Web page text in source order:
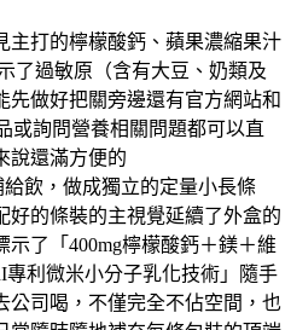
主打的檸檬酸鈣、蘋果濃縮果汁
了過敏原（含有大豆、奶類及
先做好把關旁邊還有官方網站和
或詢問營養相關問題都可以直
說還滿方便的
給飲，做成獨立的定量小長條
好的條裝的主視覺延續了外盒的
了「400mg檸檬酸鈣＋鎂＋維
專利微米小分子乳化技術」隨手
公司喝，不僅完全不佔空間，也